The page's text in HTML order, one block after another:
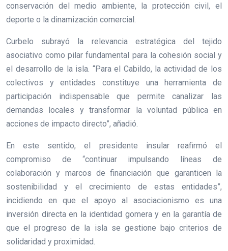
conservación del medio ambiente, la protección civil, el
deporte o la dinamización comercial.
Curbelo subrayó la relevancia estratégica del tejido
asociativo como pilar fundamental para la cohesión social y
el desarrollo de la isla. “Para el Cabildo, la actividad de los
colectivos y entidades constituye una herramienta de
participación indispensable que permite canalizar las
demandas locales y transformar la voluntad pública en
acciones de impacto directo”, añadió.
En este sentido, el presidente insular reafirmó el
compromiso de “continuar impulsando líneas de
colaboración y marcos de financiación que garanticen la
sostenibilidad y el crecimiento de estas entidades”,
incidiendo en que el apoyo al asociacionismo es una
inversión directa en la identidad gomera y en la garantía de
que el progreso de la isla se gestione bajo criterios de
solidaridad y proximidad.